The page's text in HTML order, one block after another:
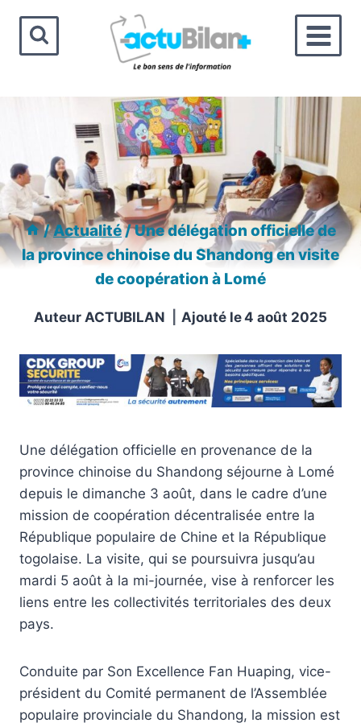
contenu
/Actualité/Une délégation officielle de
la province chinoise du Shandong en visite
de coopération à Lomé
Auteur ACTUBILAN Ajouté le4 août 2025
Une délégation officielle en provenance de la
province chinoise du Shandong séjourne à Lomé
depuis le dimanche 3 août, dans le cadre d’une
mission de coopération décentralisée entre la
République populaire de Chine et la République
togolaise. La visite, qui se poursuivra jusqu’au
mardi 5 août à la mi-journée, vise à renforcer les
liens entre les collectivités territoriales des deux
pays.
Conduite par Son Excellence Fan Huaping, vice-
président du Comité permanent de l’Assemblée
populaire provinciale du Shandong, la mission est